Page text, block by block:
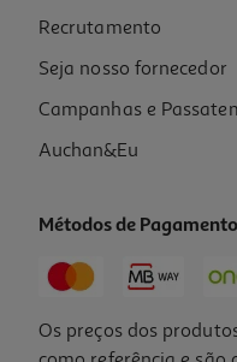
1.069,99 €
Recrutamento
Seja nosso fornecedor
Campanhas e
Auchan&Eu
Métodos de Pagamento
Os preços dos